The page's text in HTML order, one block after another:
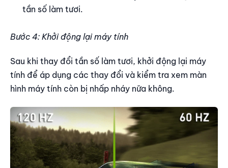
tần số làm tươi.
Bước 4: Khởi động lại máy tính
Sau khi thay đổi tần số làm tươi, khởi động lại máy
tính để áp dụng các thay đổi và kiểm tra xem màn
hình máy tính còn bị nhấp nháy nữa không.